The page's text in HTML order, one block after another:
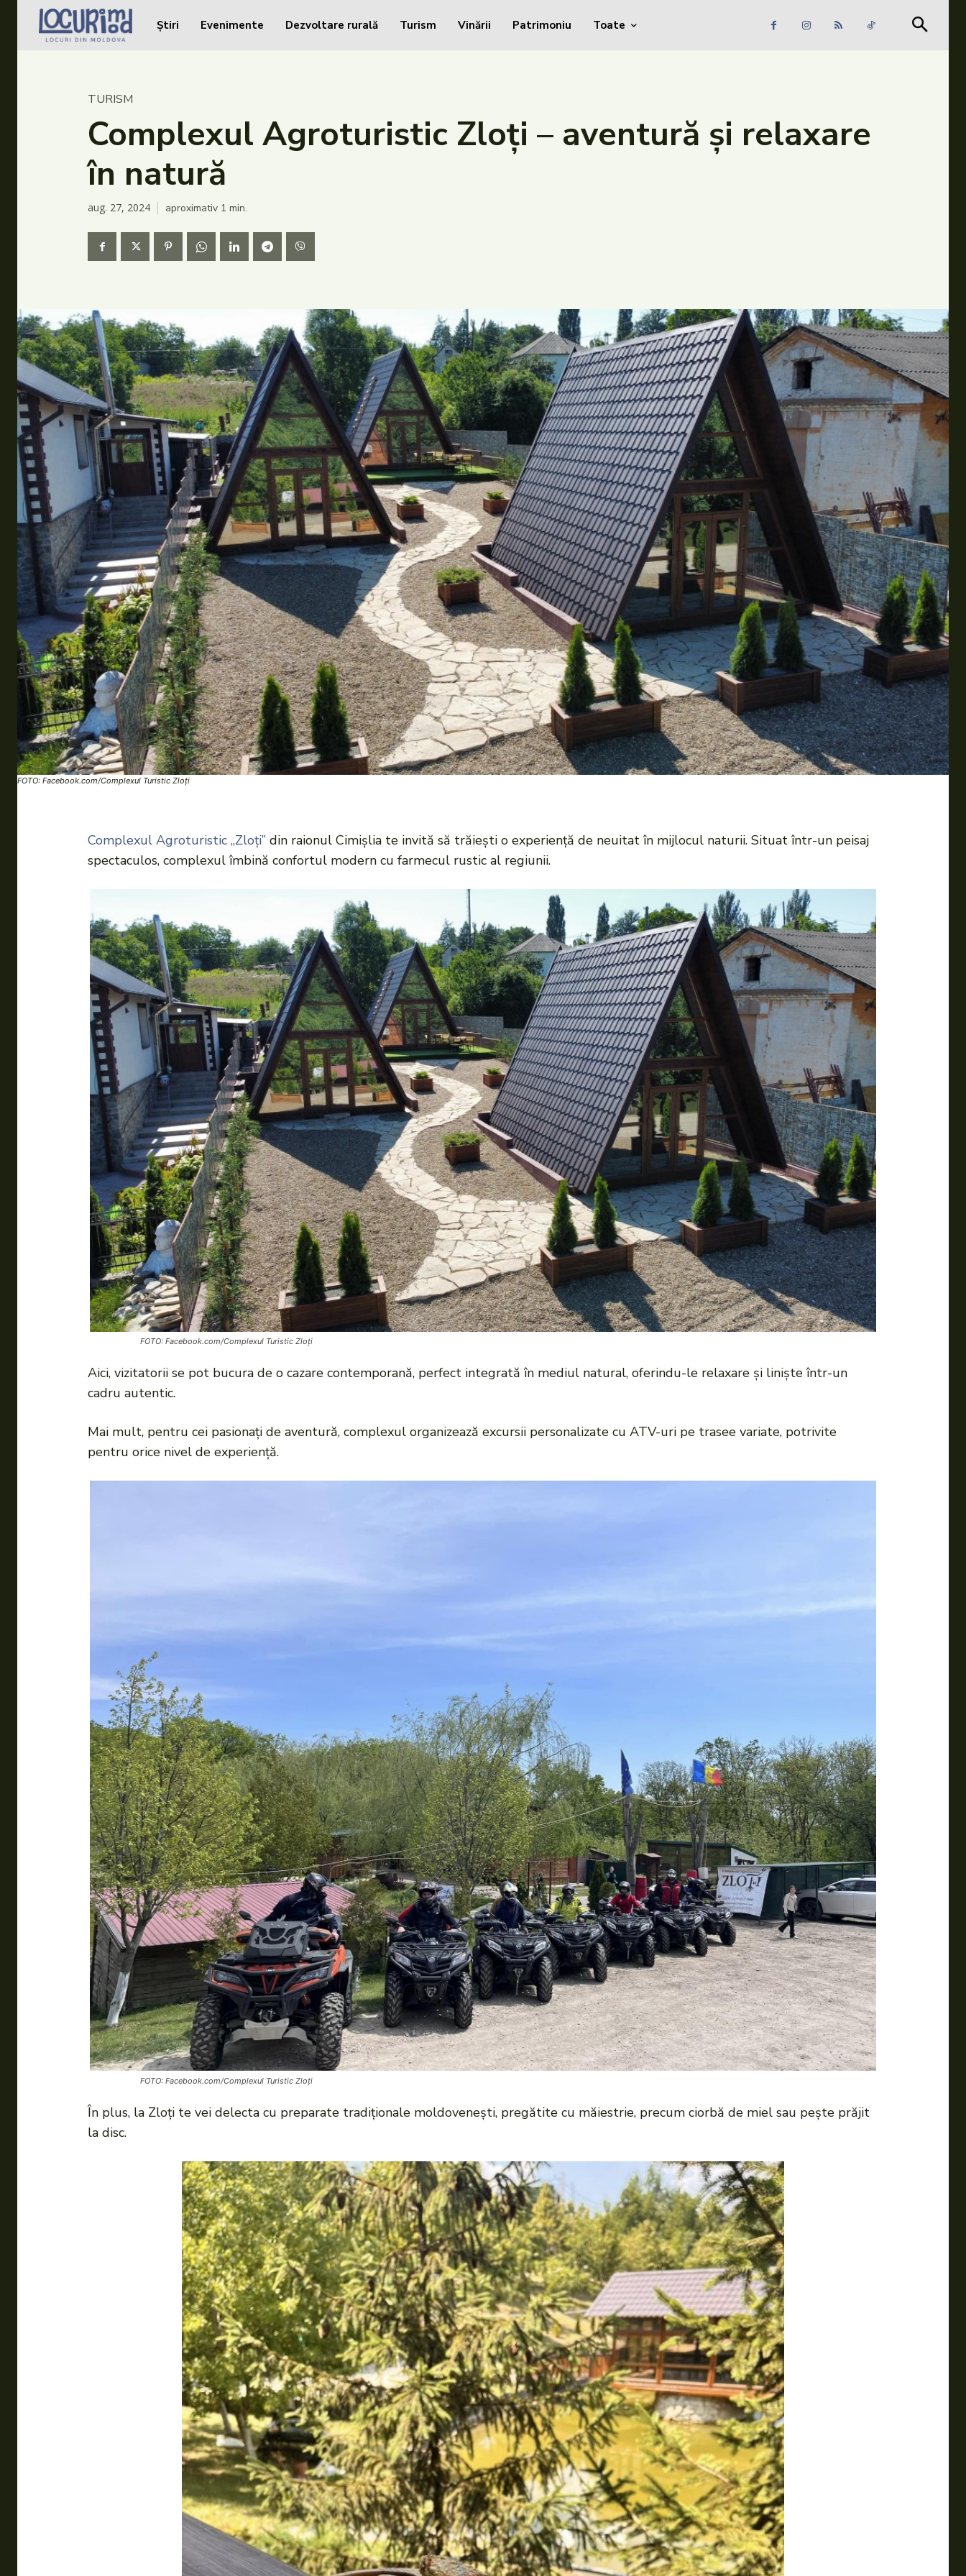
Caută în site...
Caută în site... Căutare
Dezvoltare rurală
Turism
Vinării
Patrimoniu
Produs Acasă
Știri Evenimente Dezvoltare rurală Turism Vinării Patrimoniu Toate
TURISM
Complexul Agroturistic Zloți – aventură și relaxare
în natură
aug. 27, 2024 aproximativ 1 min.
FOTO: Facebook.com/Complexul Turistic Zloți
Complexul Agroturistic „Zloți” din raionul Cimișlia te invită să trăiești o experiență de neuitat în mijlocul naturii. Situat într-un peisaj
spectaculos, complexul îmbină confortul modern cu farmecul rustic al regiunii.
FOTO: Facebook.com/Complexul Turistic Zloți
Aici, vizitatorii se pot bucura de o cazare contemporană, perfect integrată în mediul natural, oferindu-le relaxare și liniște într-un
cadru autentic.
Mai mult, pentru cei pasionați de aventură, complexul organizează excursii personalizate cu ATV-uri pe trasee variate, potrivite
pentru orice nivel de experiență.
FOTO: Facebook.com/Complexul Turistic Zloți
În plus, la Zloți te vei delecta cu preparate tradiționale moldovenești, pregătite cu măiestrie, precum ciorbă de miel sau pește prăjit
la disc.